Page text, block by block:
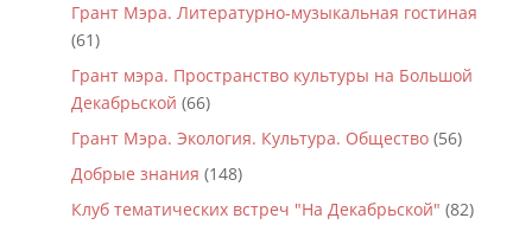
Грант Мэра. Литературно-музыкальная гостиная
(61)
Грант мэра. Пространство культуры на Большой
Декабрьской (66)
Грант Мэра. Экология. Культура. Общество(56)
Добрые знания (148)
Клуб тематических встреч "На Декабрьской" (82)